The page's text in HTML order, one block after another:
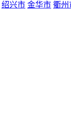
绍兴市 金华市 衢州